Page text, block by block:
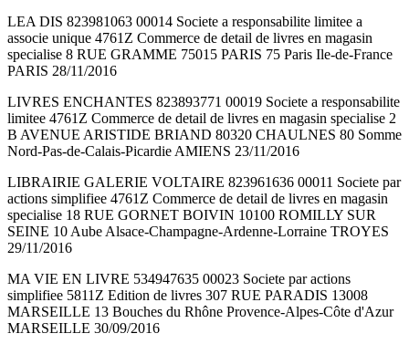
LEA DIS 823981063 00014 Societe a responsabilite limitee a
associe unique 4761Z Commerce de detail de livres en magasin
specialise 8 RUE GRAMME 75015 PARIS 75 Paris Ile-de-France
PARIS 28/11/2016
LIVRES ENCHANTES 823893771 00019 Societe a responsabilite
limitee 4761Z Commerce de detail de livres en magasin specialise 2
B AVENUE ARISTIDE BRIAND 80320 CHAULNES 80 Somme
Nord-Pas-de-Calais-Picardie AMIENS 23/11/2016
LIBRAIRIE GALERIE VOLTAIRE 823961636 00011 Societe par
actions simplifiee 4761Z Commerce de detail de livres en magasin
specialise 18 RUE GORNET BOIVIN 10100 ROMILLY SUR
SEINE 10 Aube Alsace-Champagne-Ardenne-Lorraine TROYES
29/11/2016
MA VIE EN LIVRE 534947635 00023 Societe par actions
simplifiee 5811Z Edition de livres 307 RUE PARADIS 13008
MARSEILLE 13 Bouches du Rhône Provence-Alpes-Côte d'Azur
MARSEILLE 30/09/2016